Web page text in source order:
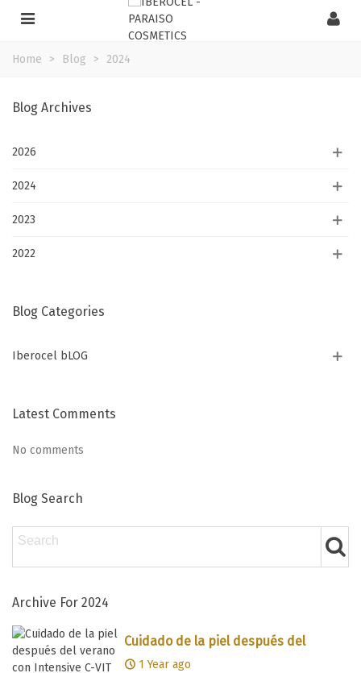
Home > Blog > 2024
Blog Archives
2026
2024
2023
2022
Blog Categories
Iberocel bLOG
Latest Comments
No comments
Blog Search
Archive For 2024
Cuidado de la piel después del
verano con Intensive C-VIT
1 Year ago